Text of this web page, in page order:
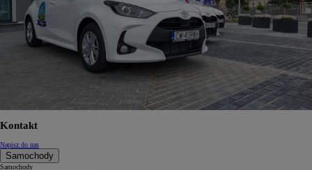
Kontakt
Napisz do nas
Samochody
Samochody